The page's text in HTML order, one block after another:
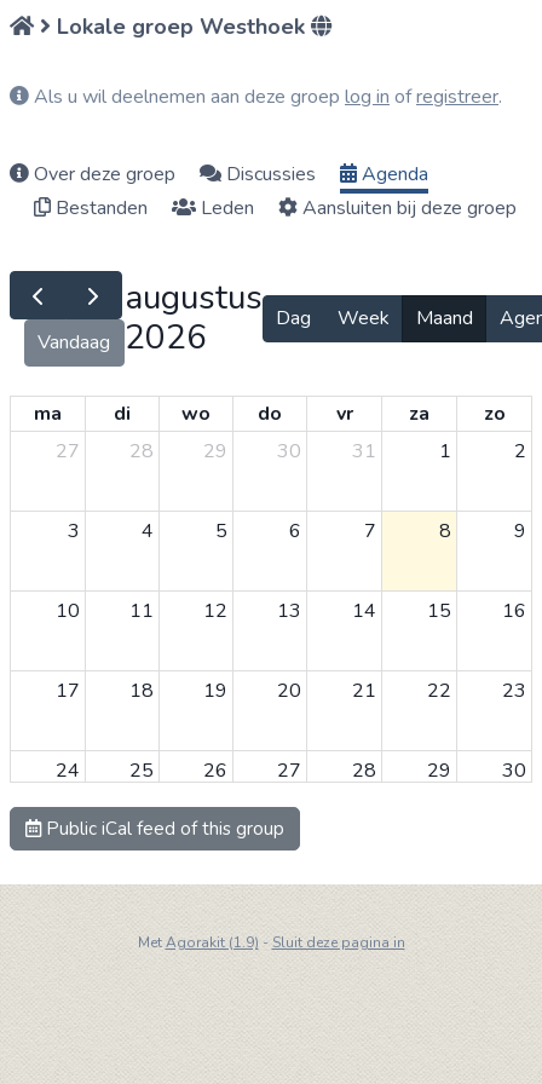
Lokale groep Westhoek
Als u wil deelnemen aan deze groep log in ofregistreer.
Over deze groep Discussies
Agenda
Bestanden
Leden Aansluiten bij deze groep
Vandaag
augustus
2026
Dag Week Maand
ma di wo do vr za
zo
27
28 29 30 31 1 2
3 4 5 6 7 8 9
10 11 12 13 14 15 16
17 18 19 20 21 22 23
24 25 26 27 28 29 30
31 1 2 3
Public iCal feed of this group
MetAgorakit (1.9) - Sluit deze pagina in